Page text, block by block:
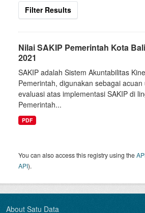
Filter Results
Nilai SAKIP Pemerintah Kota
2021
SAKIP adalah Sistem Akuntabilitas
Pemerintah, digunakan sebagai
evaluasi atas implementasi SAKIP di
Pemerintah...
PDF
You can also access this registry using the
API).
About Satu Data